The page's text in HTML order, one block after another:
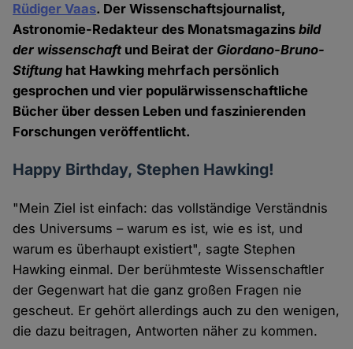
Rüdiger Vaas. Der Wissenschaftsjournalist,
Astronomie-Redakteur des Monatsmagazinsbild
der wissenschaft und Beirat der Giordano-Bruno-
Stiftung hat Hawking mehrfach persönlich
gesprochen und vier populärwissenschaftliche
Bücher über dessen Leben und faszinierenden
Forschungen veröffentlicht.
Happy Birthday, Stephen Hawking!
"Mein Ziel ist einfach: das vollständige Verständnis
des Universums – warum es ist, wie es ist, und
warum es überhaupt existiert", sagte Stephen
Hawking einmal. Der berühmteste Wissenschaftler
der Gegenwart hat die ganz großen Fragen nie
gescheut. Er gehört allerdings auch zu den wenigen,
die dazu beitragen, Antworten näher zu kommen.